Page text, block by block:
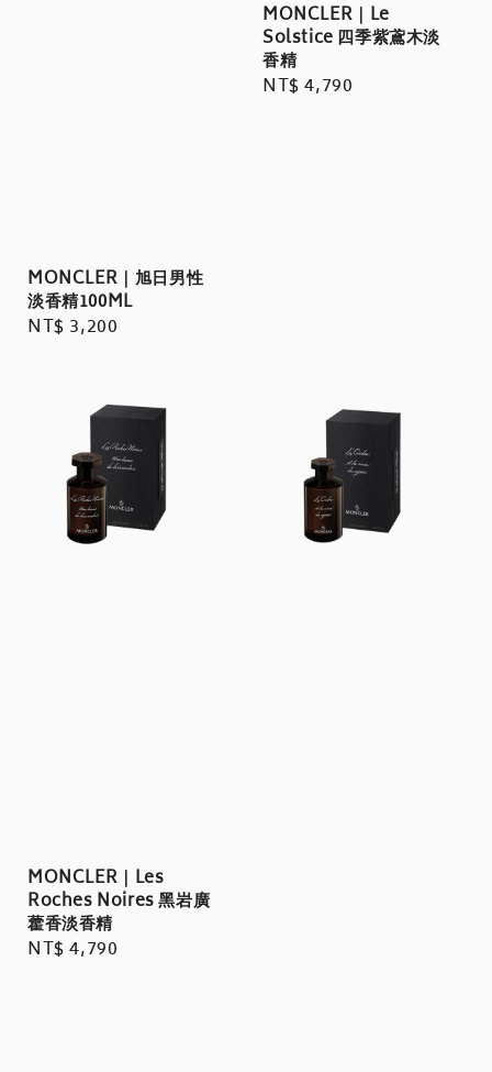
MONCLER｜旭日男性
淡香精100ML
Regular
NT$ 3,200
MONCLER｜Le
Solstice 四季紫鳶木淡
香精
Regular
NT$ 4,790
MONCLER｜Les
Roches Noires 黑岩廣
藿香淡香精
Regular
NT$ 4,790